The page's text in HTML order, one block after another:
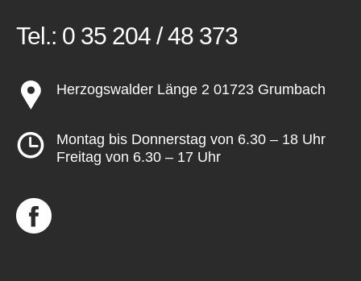
Tel.: 0 35 204 / 48 373
Herzogswalder Länge 2 01723 Grumbach
Montag bis Donnerstag von 6.30 – 18 Uhr
Freitag von 6.30 – 17 Uhr